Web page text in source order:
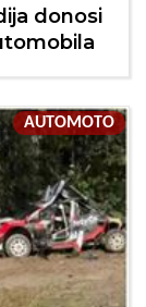
donosi
AUTOMOTO